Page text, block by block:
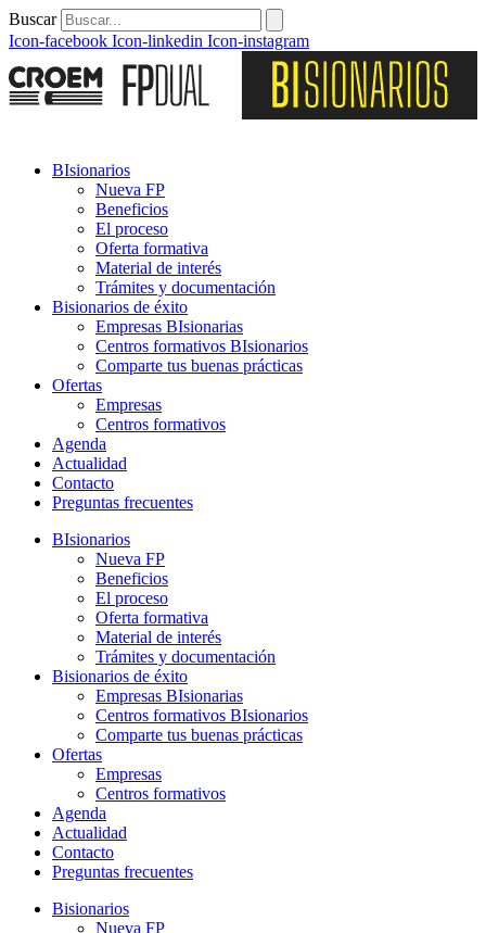
Buscar
Icon-facebook Icon-linkedin Icon-instagram
BIsionarios
Nueva FP
Beneficios
El proceso
Oferta formativa
Material de interés
Trámites y documentación
Bisionarios de éxito
Empresas BIsionarias
Centros formativos BIsionarios
Comparte tus buenas prácticas
Ofertas
Empresas
Centros formativos
Agenda
Actualidad
Contacto
Preguntas frecuentes
BIsionarios
Nueva FP
Beneficios
El proceso
Oferta formativa
Material de interés
Trámites y documentación
Bisionarios de éxito
Empresas BIsionarias
Centros formativos BIsionarios
Comparte tus buenas prácticas
Ofertas
Empresas
Centros formativos
Agenda
Actualidad
Contacto
Preguntas frecuentes
Bisionarios
Nueva FP